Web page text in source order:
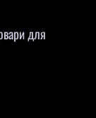
для